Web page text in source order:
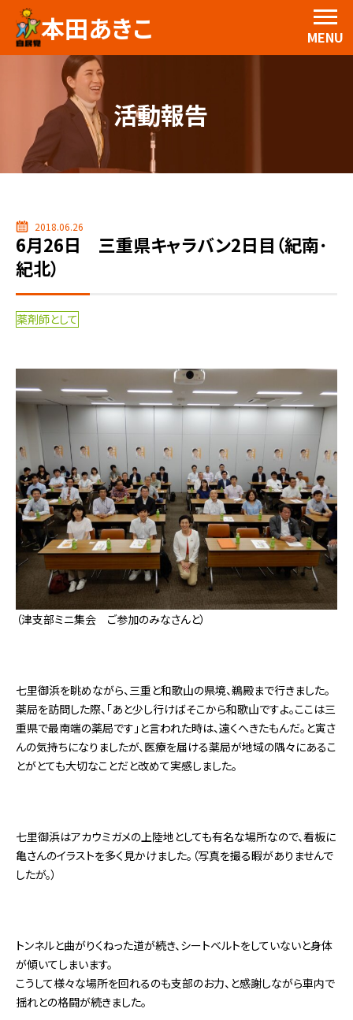
本田あきこ MENU
活動報告
2018.06.26
6月26日 三重県キャラバン2日目（紀南･
紀北）
薬剤師として
（津支部ミニ集会 ご参加のみなさんと）
七里御浜を眺めながら、三重と和歌山の県境、鵜殿まで行きました。
薬局を訪問した際、「あと少し行けばそこから和歌山ですよ。ここは三
重県で最南端の薬局です」と言われた時は、遠くへきたもんだ。と寅さ
んの気持ちになりましたが、医療を届ける薬局が地域の隅々にあるこ
とがとても大切なことだと改めて実感しました。
七里御浜はアカウミガメの上陸地としても有名な場所なので、看板に
亀さんのイラストを多く見かけました。（写真を撮る暇がありませんで
したが。）
トンネルと曲がりくねった道が続き、シートベルトをしていないと身体
が傾いてしまいます。
こうして様々な場所を回れるのも支部のお力、と感謝しながら車内で
揺れとの格闘が続きました。